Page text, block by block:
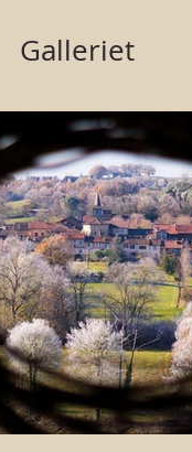
Galleriet